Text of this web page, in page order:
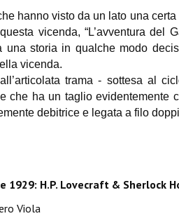
hanno visto da un lato una
vicenda, “L’avventura
una storia in qualche modo
vicenda.
trama - sottesa al
che ha un taglio evidentemente
debitrice e legata a filo
1929: H.P. Lovecraft & Sherlock
Viola